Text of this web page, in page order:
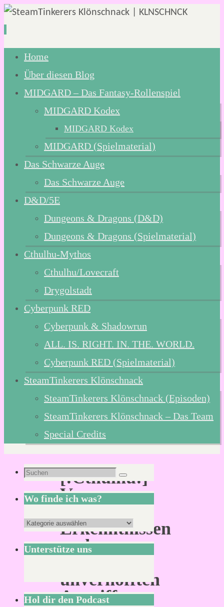
Zum
Inhalt
springen
Home
Über diesen Blog
MIDGARD – Das Fantasy-Rollenspiel
MIDGARD Kodex
MIDGARD Kodex
MIDGARD (Spielmaterial)
Das Schwarze Auge
Das Schwarze Auge
D&D/5E
Dungeons & Dragons (D&D)
Dungeons & Dragons (Spielmaterial)
Cthulhu-Mythos
Cthulhu/Lovecraft
Drygolstadt
Cyberpunk RED
Cyberpunk & Shadowrun
ALL. IS. RIGHT. IN. THE. WORLD.
Cyberpunk RED (Spielmaterial)
SteamTinkerers Klönschnack
SteamTinkerers Klönschnack (Episoden)
SteamTinkerers Klönschnack – Das Team
Special Credits
[:Cthulhu:]
Von
weiteren
Erkenntnissen
und
unverhofften
Angriff.
Suchen
nach:
Suchen
Wo finde ich was?
Wo
finde
ich
Unterstütze uns
Hol dir den Podcast